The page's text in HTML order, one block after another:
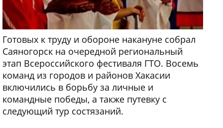
Готовых к труду и обороне накануне собрал
Саяногорск на очередной региональный
этап Всероссийского фестиваля ГТО. Восемь
команд из городов и районов Хакасии
включились в борьбу за личные и
командные победы, а также путевку с
следующий тур состязаний.